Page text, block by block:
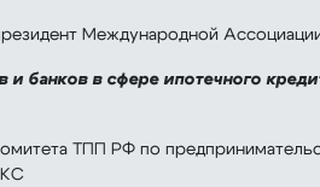
Международной
банков в сфере ипотечного
ТПП РФ по